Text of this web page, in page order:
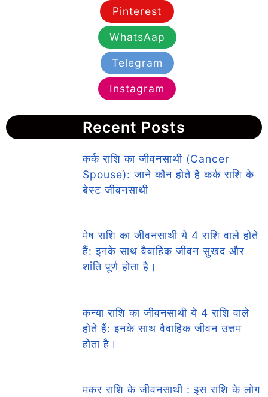
Pinterest
WhatsAap
Telegram
Instagram
Recent Posts
कर्क राशि का जीवनसाथी (Cancer
Spouse): जाने कौन होते है कर्क राशि के
बेस्ट जीवनसाथी
मेष राशि का जीवनसाथी ये 4 राशि वाले होते
हैं: इनके साथ वैवाहिक जीवन सुखद और
शांति पूर्ण होता है।
कन्या राशि का जीवनसाथी ये 4 राशि वाले
होते हैं: इनके साथ वैवाहिक जीवन उत्तम
होता है।
मकर राशि के जीवनसाथी : इस राशि के लोग